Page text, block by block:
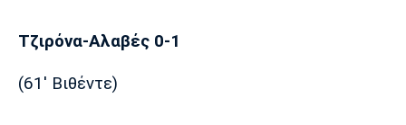
Τζιρόνα-Αλαβές 0-1
(61' Βιθέντε)